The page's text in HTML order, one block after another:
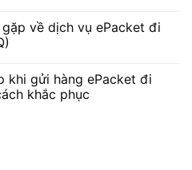
về dịch vụ ePacket đi
khi gửi hàng ePacket đi
khắc phục